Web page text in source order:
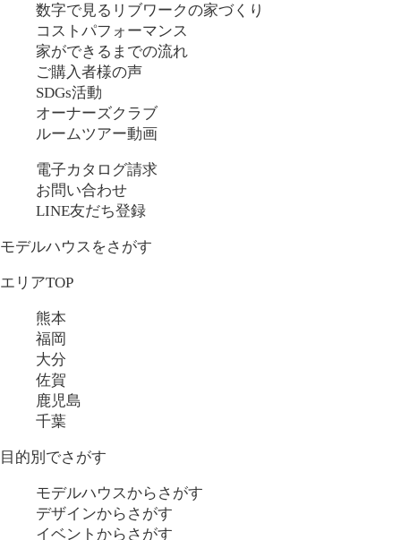
数字で見るリブワークの家づくり
コストパフォーマンス
家ができるまでの流れ
ご購入者様の声
SDGs活動
オーナーズクラブ
ルームツアー動画
電子カタログ請求
お問い合わせ
LINE友だち登録
モデルハウスをさがす
エリアTOP
熊本
福岡
大分
佐賀
鹿児島
千葉
目的別でさがす
モデルハウスからさがす
デザインからさがす
イベントからさがす